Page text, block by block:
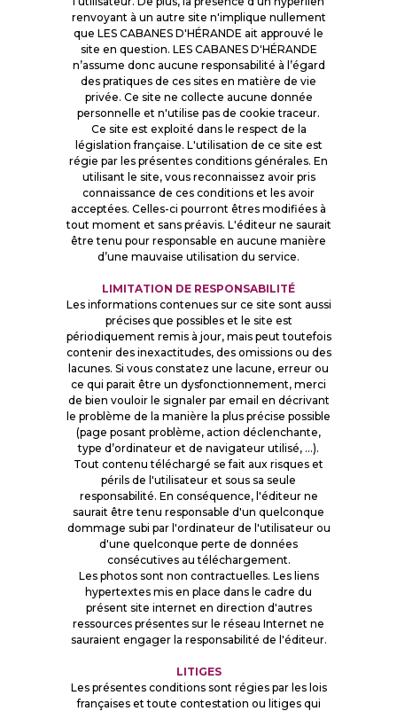
renvoyant à un autre site n'implique nullement
que LES CABANES D'HÉRANDE ait approuvé le
site en question. LES CABANES D'HÉRANDE
n’assume donc aucune responsabilité à l’égard
des pratiques de ces sites en matière de vie
privée. Ce site ne collecte aucune donnée
personnelle et n'utilise pas de cookie traceur.
Ce site est exploité dans le respect de la
législation française. L'utilisation de ce site est
régie par les présentes conditions générales. En
utilisant le site, vous reconnaissez avoir pris
connaissance de ces conditions et les avoir
acceptées. Celles-ci pourront êtres modifiées à
tout moment et sans préavis. L'éditeur ne saurait
être tenu pour responsable en aucune manière
d’une mauvaise utilisation du service.
LIMITATION DE RESPONSABILITÉ
Les informations contenues sur ce site sont aussi
précises que possibles et le site est
périodiquement remis à jour, mais peut toutefois
contenir des inexactitudes, des omissions ou des
lacunes. Si vous constatez une lacune, erreur ou
ce qui parait être un dysfonctionnement, merci
de bien vouloir le signaler par email en décrivant
le problème de la manière la plus précise possible
(page posant problème, action déclenchante,
type d’ordinateur et de navigateur utilisé, …).
Tout contenu téléchargé se fait aux risques et
périls de l'utilisateur et sous sa seule
responsabilité. En conséquence, l'éditeur ne
saurait être tenu responsable d'un quelconque
dommage subi par l'ordinateur de l'utilisateur ou
d'une quelconque perte de données
consécutives au téléchargement.
Les photos sont non contractuelles. Les liens
hypertextes mis en place dans le cadre du
présent site internet en direction d'autres
ressources présentes sur le réseau Internet ne
sauraient engager la responsabilité de l'éditeur.
LITIGES
Les présentes conditions sont régies par les lois
françaises et toute contestation ou litiges qui